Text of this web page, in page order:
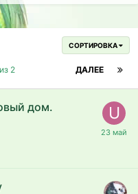
СОРТИРОВКА
ДАЛЕЕ
2
дом.